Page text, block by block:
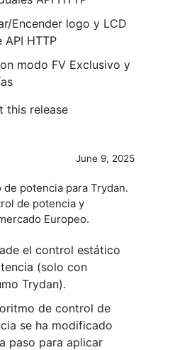
Encender logo y LCD
API HTTP
modo FV Exclusivo y
this release
June 9, 2025
potencia para Trydan.
de potencia y
Europeo.
el control estático
(solo con
Trydan).
de control de
se ha modificado
paso para aplicar